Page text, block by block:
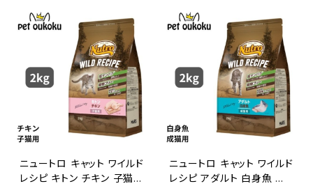
ニュートロ キャット ワイルド
レシピ キトン チキン 子猫用
ニュートロ キャット ワイルド
レシピ アダルト 白身魚 成